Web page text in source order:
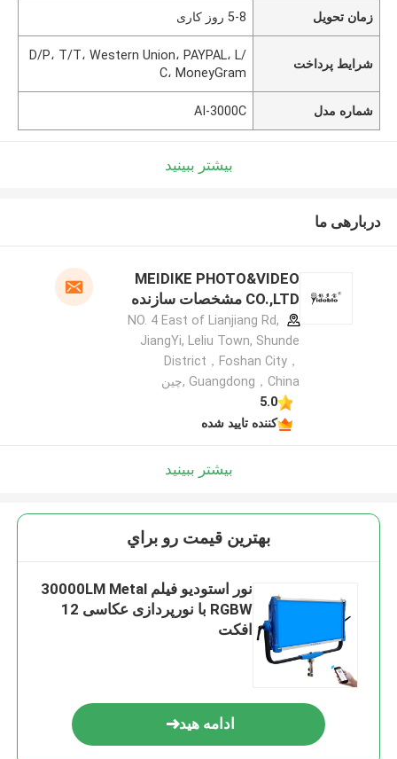
زمان تحویل 5-8 روز کاری
شرایط پرداخت
D/P، T/T، Western Union، PAYPAL، L/
C، MoneyGram
شماره مدل AI-3000C
بیشتر ببینید
دربارهی ما
MEIDIKE PHOTO&VIDEO
CO.,LTD مشخصات سازنده
NO. 4 East of Lianjiang Rd,
JiangYi, Leliu Town, Shunde
District，Foshan City，
Guangdong，China ,چین
5.0
کننده تایید شده
بیشتر ببینید
بهترين قيمت رو براي
نور استودیو فیلم 30000LM Metal
RGBW با نورپردازی عکاسی 12
افکت
ادامه هید